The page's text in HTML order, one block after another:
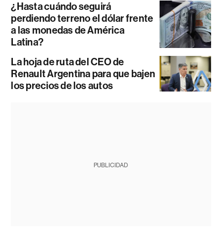
¿Hasta cuándo seguirá
perdiendo terreno el dólar frente
a las monedas de América
Latina?
La hoja de ruta del CEO de
Renault Argentina para que bajen
los precios de los autos
PUBLICIDAD